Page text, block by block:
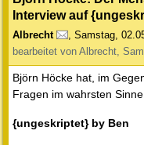
Interview auf
Albrecht , Samstag,
bearbeitet von Albrecht,
Björn Höcke hat, im
Fragen im wahrsten
{ungeskriptet} by Ben